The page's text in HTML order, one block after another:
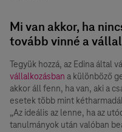
Mi van akkor, ha
tovább vinné a
Tegyük hozzá, az Edina által
vállalkozásban a különböző
akkor áll fenn, ha van, aki a
esetek több mint
„Az ideális az lenne, ha az
tanulmányok után valóban